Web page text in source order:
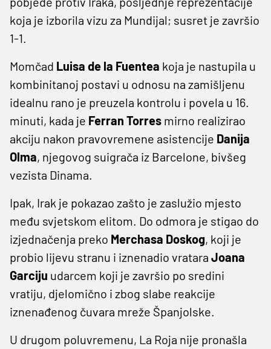
koja je izborila vizu za Mundijal; susret je završio
1-1.
Momčad Luisa de la Fuentea koja je nastupila u
kombinitanoj postavi u odnosu na zamišljenu
idealnu rano je preuzela kontrolu i povela u 16.
minuti, kada je Ferran Torres mirno realizirao
akciju nakon pravovremene asistencije Danija
Olma, njegovog suigrača iz Barcelone, bivšeg
vezista Dinama.
Ipak, Irak je pokazao zašto je zaslužio mjesto
među svjetskom elitom. Do odmora je stigao do
izjednačenja preko Merchasa Doskog, koji je
probio lijevu stranu i iznenadio vratara Joana
Garciju udarcem koji je završio po sredini
vratiju, djelomično i zbog slabe reakcije
iznenađenog čuvara mreže Španjolske.
U drugom poluvremenu, La Roja nije pronašla